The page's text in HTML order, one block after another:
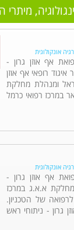
מיתרי
אונקולוגית
אף אוזן גרון -
רופאי אף אוזן
ומנהלת מחלקת
במרכז רפואי כרמל
אונקולוגית
אף אוזן גרון -
א.א.ג במרכז
של הטכניון.
גרון - ניתוחי ראש